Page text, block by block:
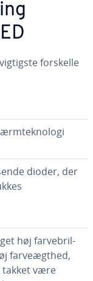
forskelle
dioder, der
høj far­ve­bril­
far­ve­ægt­hed,
takket være